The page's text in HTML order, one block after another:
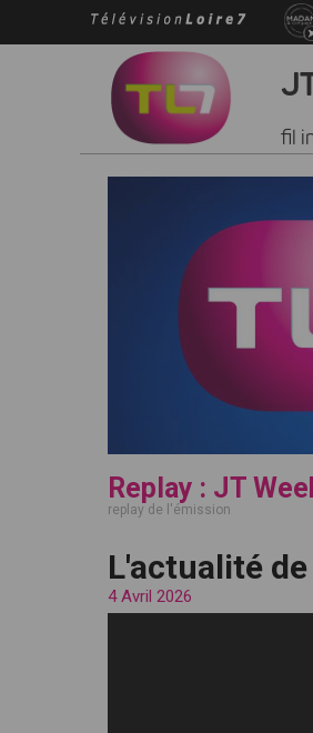
fil
Replay : JT
replay de l'émission
L'actualité
4 Avril 2026